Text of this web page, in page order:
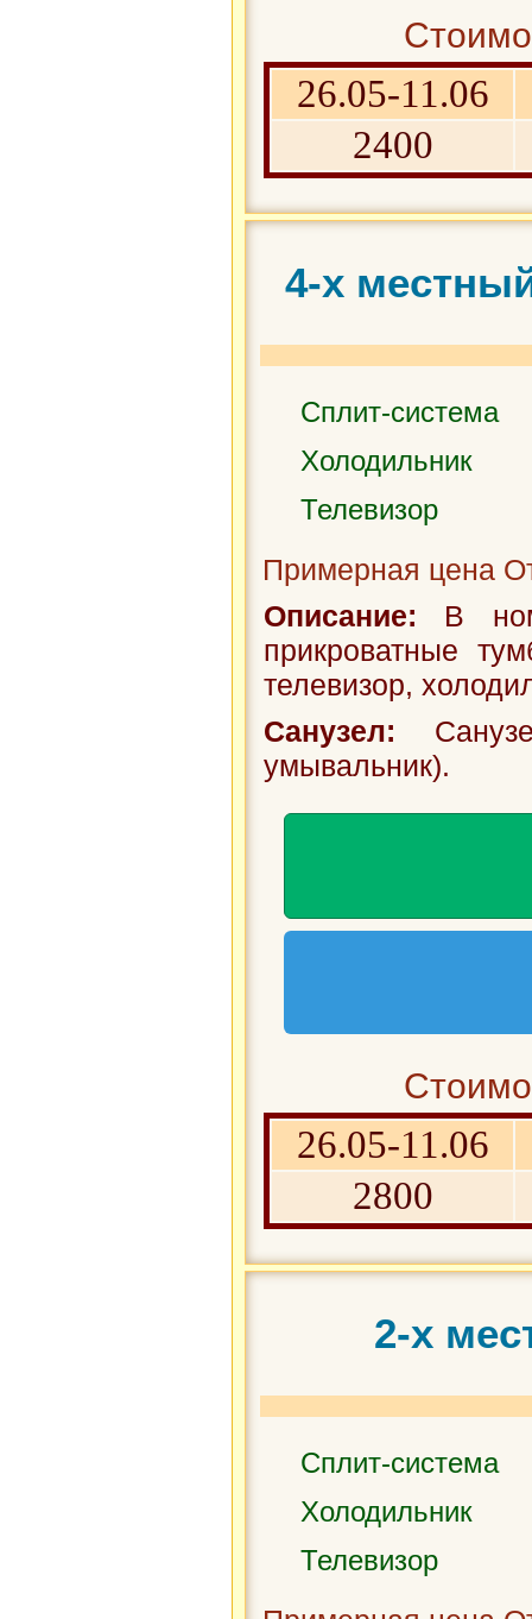
26.05-11.06
2400
4-х
Сплит-система
Холодильник
Телевизор
Примерная цена
Описание: В
прикроватные
телевизор,
Санузел:
умывальник).
26.05-11.06
2800
2-х
Сплит-система
Холодильник
Телевизор